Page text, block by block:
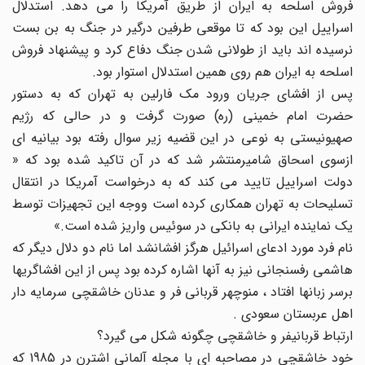
فروش اسلحه به ایران از طریق آمریکا را می دهد. استدلال
اسراییل این بود که تا موقعی طرفین درگیر در جنگ به بن بست
نرسیده اند باید از طولانی شدن جنگ دفاع کرد و پیشنهاد فروش
اسلحه به ایران هم روی همین استدلال استوار بود.
پس از افشای جریان ورود مک فارلین به تهران که به دستور
حضرت امام خمینی (ره) صورت گرفت و در حالی که رژیم
صهیونیستی به نوعی در این قضیه زیر سوال رفته بود بیانیه ای
ازسوی اسحاق شامیرمنتشر شد که در آن تاکید شده بود که «
دولت اسراییل تایید می کند که به درخواست آمریکا در انتقال
تسلیحات به تهران همکاری کرده است ووجه این تجهیزات توسط
یک نماینده ایرانی به بانکی در سوئیس واریز شده است.»
نام فرد مورد ادعای اسرائیل هرگز افشانشد اما نام دو دلال دیگر که
هاشمی رفسنجانی نیز به آنها اشاره کرده بود پس از این افشاگریها
برسر زبانها افتاد ، منوچهر قربانی فر و عدنان خاشقچی سرمایه دار
اهل عربستان سعودی .
ارتباط قربانیفر و خاشقچی چگونه شکل می گیرد؟
خود خاشقچی در مصاحبه ای با مجله آلمانی اشترن در 1985 که